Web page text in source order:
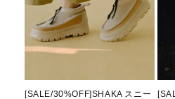
[SALE/30%OFF]SHAKA スニー